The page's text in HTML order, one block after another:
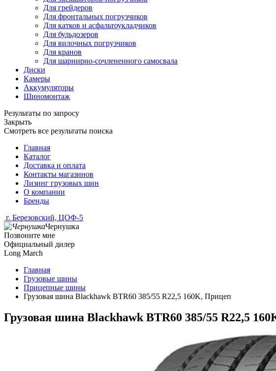
Для грейдеров
Для фронтальных погрузчиков
Для катков и асфальтоукладчиков
Для бульдозеров
Для вилочных погрузчиков
Для кранов
Для шарнирно-сочлененного самосвала
Диски
Камеры
Аккумуляторы
Шиномонтаж
Результаты по запросу
Закрыть
Смотреть все результаты поиска
Главная
Каталог
Доставка и оплата
Контакты магазинов
Лизинг грузовых шин
О компании
Бренды
г. Березовский, ЦОФ-5
Чернушка
Позвоните мне
Официальный дилер
Long March
Главная
Грузовые шины
Прицепные шины
Грузовая шина Blackhawk BTR60 385/55 R22,5 160K, Прицеп
Грузовая шина Blackhawk BTR60 385/55 R22,5